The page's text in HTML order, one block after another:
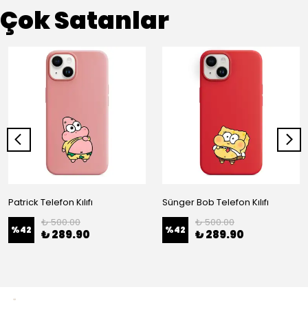
Çok Satanlar
Patrick Telefon Kılıfı
%42
₺ 500.00
₺ 289.90
Sünger Bob Telefon Kılıfı
%42
₺ 500.00
₺ 289.90